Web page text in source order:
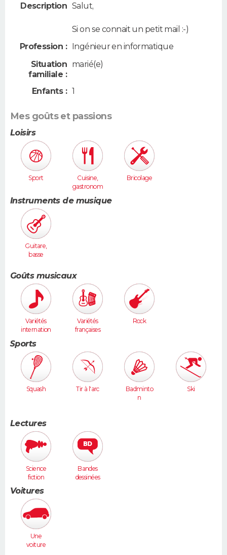
Description Salut,
Si on se connait un petit mail :-)
Profession : Ingénieur en informatique
Situation
familiale :
marié(e)
Enfants : 1
Mes goûts et passions
Loisirs
Sport
Cuisine,
gastronom
Bricolage
Instruments de musique
Guitare,
basse
Goûts musicaux
Variétés
internation
Variétés
françaises
Rock
Sports
Squash Tir à l'arc
Badminto
n
Ski
Lectures
Science
fiction
Bandes
dessinées
Voitures
Une
voiture